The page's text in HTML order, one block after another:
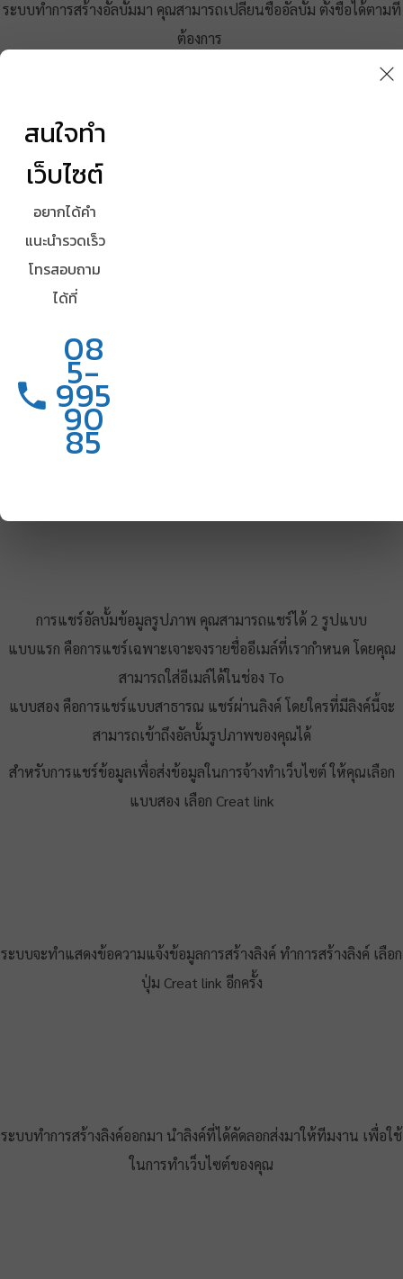
สนใจทำ
เว็บไซต์
อยากได้คำ
แนะนำรวดเร็ว
โทรสอบถาม
ได้ที่
08
5-
995
90
85
ระบบทำการสร้างอั้ลบั้มมา คุณสามารถเปลี่ยนชื่ออัลบั้ม ตั้งชื่อได้ตามที่
ต้องการ
​จากตัวอย่าง เราทำการเปลี่ยนชื่ออัลบั้มเป็น รูปภาพทำเว็บไซต์
วิธีการแชร์ไฟล์อัลบั้มรูปภาพ GOOGLE
ขั้นตอนต่อไปเราจะทำการแชร์รูปภาพกัน มุมขวามือบนของจอ เลือก
การแชร์อัลบั้มข้อมูลรูปภาพ คุณสามารถแชร์ได้ 2 รูปแบบ
แบบแรก คือการแชร์เฉพาะเจาะจงรายชื่ออีเมล์ที่เรากำหนด โดยคุณ
สามารถใส่อีเมล์ได้ในช่อง To
​แบบสอง คือการแชร์แบบสาธารณ แชร์ผ่านลิงค์ โดยใครที่มีลิงค์นี้จะ
สามารถเข้าถึงอัลบั้มรูปภาพของคุณได้
สำหรับการแชร์ข้อมูลเพื่อส่งข้อมูลในการจ้างทำเว็บไซต์ ให้คุณเลือก
แบบสอง เลือก Creat link
ระบบจะทำแสดงข้อความแจ้งข้อมูลการสร้างลิงค์ ทำการสร้างลิงค์ เลือก
ปุ่ม Creat link อีกครั้ง
ระบบทำการสร้างลิงค์ออกมา นำลิงค์ที่ได้คัดลอกส่งมาให้ทีมงาน เพื่อใช้
ในการทำเว็บไซต์ของคุณ